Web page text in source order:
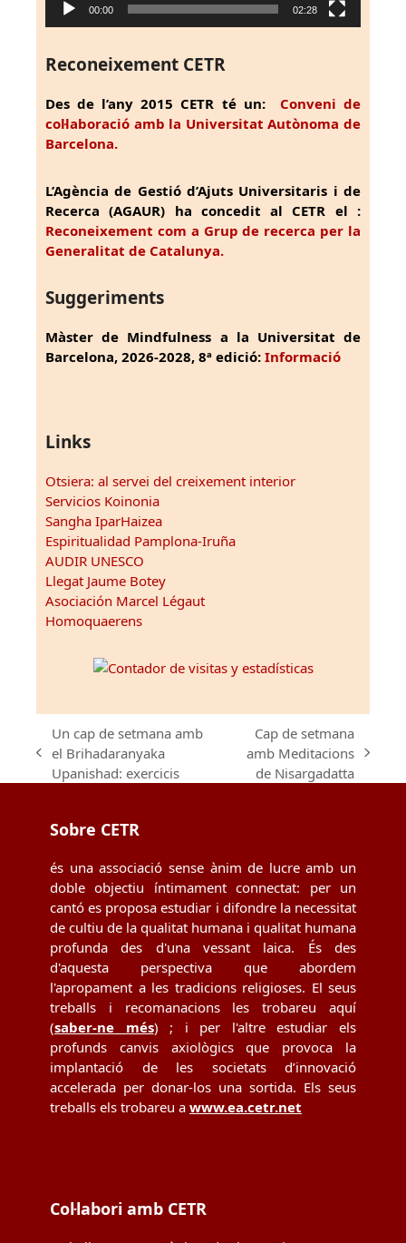
00:00 02:28
Reconeixement CETR
Des de l’any 2015 CETR té un: Conveni de
col·laboració amb la Universitat Autònoma de
Barcelona.
L’Agència de Gestió d’Ajuts Universitaris i de
Recerca (AGAUR) ha concedit al CETR el :
Reconeixement com a Grup de recerca per la
Generalitat de Catalunya.
Suggeriments
Màster de Mindfulness a la Universitat de
Barcelona, 2026-2028, 8ª edició: Informació
Links
Otsiera: al servei del creixement interior
Servicios Koinonia
Sangha IparHaizea
Espiritualidad Pamplona-Iruña
AUDIR UNESCO
Llegat Jaume Botey
Asociación Marcel Légaut
Homoquaerens
previous
post:
Un cap de setmana amb
el Brihadaranyaka
Upanishad: exercicis
next
post:
Cap de setmana
amb Meditacions
de Nisargadatta
Sobre CETR
és una associació sense ànim de lucre amb un
doble objectiu íntimament connectat: per un
cantó es proposa estudiar i difondre la necessitat
de cultiu de la qualitat humana i qualitat humana
profunda des d'una vessant laica. És des
d'aquesta perspectiva que abordem
l'apropament a les tradicions religioses. El seus
treballs i recomanacions les trobareu aquí
(saber-ne més) ; i per l'altre estudiar els
profunds canvis axiològics que provoca la
implantació de les societats d’innovació
accelerada per donar-los una sortida. Els seus
treballs els trobareu a www.ea.cetr.net
Col·labori amb CETR